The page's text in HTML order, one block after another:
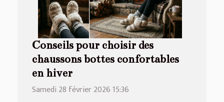
Conseils pour choisir des
chaussons bottes confortables
en hiver
Samedi 28 février 2026 15:36